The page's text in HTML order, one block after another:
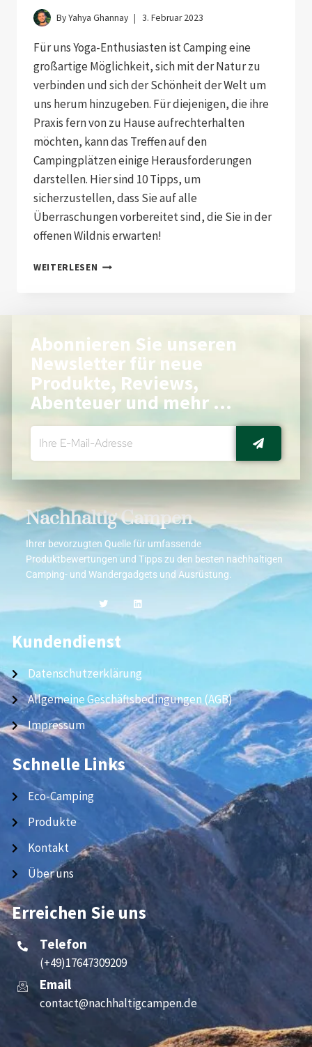
ByYahya Ghannay 3. Februar 2023
Für uns Yoga-Enthusiasten ist Camping eine
großartige Möglichkeit, sich mit der Natur zu
verbinden und sich der Schönheit der Welt um
uns herum hinzugeben. Für diejenigen, die ihre
Praxis fern von zu Hause aufrechterhalten
möchten, kann das Treffen auf den
Campingplätzen einige Herausforderungen
darstellen. Hier sind 10 Tipps, um
sicherzustellen, dass Sie auf alle
Überraschungen vorbereitet sind, die Sie in der
offenen Wildnis erwarten!
WEITERLESEN
Abonnieren Sie unseren
Newsletter für neue
Produkte, Reviews,
Abenteuer und mehr ...
Nachhaltig Campen
Ihrer bevorzugten Quelle für umfassende
Produktbewertungen und Tipps zu den besten nachhaltigen
Camping- und Wandergadgets und Ausrüstung.
Kundendienst
Datenschutzerklärung
Allgemeine Geschäftsbedingungen (AGB)
Impressum
Schnelle Links
Eco-Camping
Produkte
Kontakt
Über uns
Erreichen Sie uns
Telefon
(+49)17647309209
Email
contact@nachhaltigcampen.de